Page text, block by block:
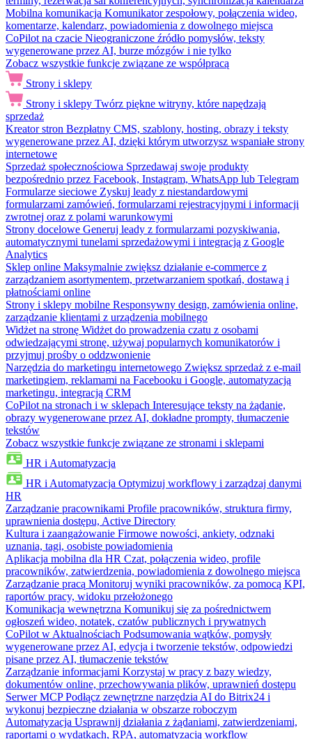
Mobilna komunikacja Komunikator zespołowy, połączenia wideo,
komentarze, kalendarz, powiadomienia z dowolnego miejsca
CoPilot na czacie Nieograniczone źródło pomysłów, teksty
wygenerowane przez AI, burze mózgów i nie tylko
Zobacz wszystkie funkcje związane ze współpracą
Strony i sklepy
Strony i sklepy Twórz piękne witryny, które napędzają
sprzedaż
Kreator stron Bezpłatny CMS, szablony, hosting, obrazy i teksty
wygenerowane przez AI, dzięki którym utworzysz wspaniałe strony
internetowe
Sprzedaż społecznościowa Sprzedawaj swoje produkty
bezpośrednio przez Facebook, Instagram, WhatsApp lub Telegram
Formularze sieciowe Zyskuj leady z niestandardowymi
formularzami zamówień, formularzami rejestracyjnymi i informacji
zwrotnej oraz z polami warunkowymi
Strony docelowe Generuj leady z formularzami pozyskiwania,
automatycznymi tunelami sprzedażowymi i integracją z Google
Analytics
Sklep online Maksymalnie zwiększ działanie e-commerce z
zarządzaniem asortymentem, przetwarzaniem spotkań, dostawą i
płatnościami online
Strony i sklepy mobilne Responsywny design, zamówienia online,
zarządzanie klientami z urządzenia mobilnego
Widżet na stronę Widżet do prowadzenia czatu z osobami
odwiedzającymi stronę, używaj popularnych komunikatorów i
przyjmuj prośby o oddzwonienie
Narzędzia do marketingu internetowego Zwiększ sprzedaż z e-mail
marketingiem, reklamami na Facebooku i Google, automatyzacją
marketingu, integracją CRM
CoPilot na stronach i w sklepach Interesujące teksty na żądanie,
obrazy wygenerowane przez AI, dokładne prompty, tłumaczenie
tekstów
Zobacz wszystkie funkcje związane ze stronami i sklepami
HR i Automatyzacja
HR i Automatyzacja Optymizuj workflowy i zarządzaj danymi
HR
Zarządzanie pracownikami Profile pracowników, struktura firmy,
uprawnienia dostępu, Active Directory
Kultura i zaangażowanie Firmowe nowości, ankiety, odznaki
uznania, tagi, osobiste powiadomienia
Aplikacja mobilna dla HR Czat, połączenia wideo, profile
pracowników, zatwierdzenia, powiadomienia z dowolnego miejsca
Zarządzanie pracą Monitoruj wyniki pracowników, za pomocą KPI,
raportów pracy, widoku przełożonego
Komunikacja wewnętrzna Komunikuj się za pośrednictwem
ogłoszeń wideo, notatek, czatów publicznych i prywatnych
CoPilot w Aktualnościach Podsumowania wątków, pomysły
wygenerowane przez AI, edycja i tworzenie tekstów, odpowiedzi
pisane przez AI, tłumaczenie tekstów
Zarządzanie informacjami Korzystaj w pracy z bazy wiedzy,
dokumentów online, przechowywania plików, uprawnień dostępu
Serwer MCP Podłącz zewnętrzne narzędzia AI do Bitrix24 i
wykonuj bezpieczne działania w obszarze roboczym
Automatyzacja Usprawnij działania z żądaniami, zatwierdzeniami,
raportami o wydatkach, RPA, automatyzacją workflow